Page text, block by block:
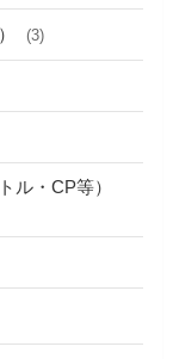
(3)
ル・CP等）